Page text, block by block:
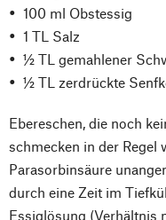
100 ml Obstessig
1 TL Salz
½ TL gemahlener
½ TL zerdrückte
Ebereschen, die noch
schmecken in der Regel
Parasorbinsäure
durch eine Zeit im
Essiglösung (Verhältnis